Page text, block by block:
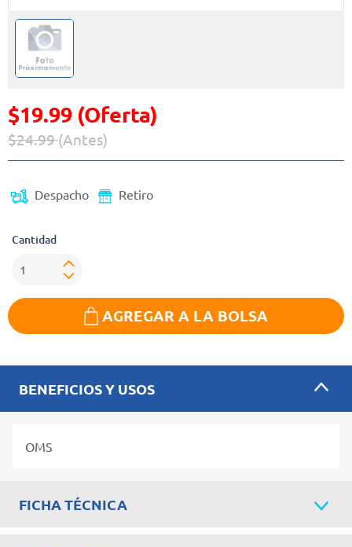
$19.99 (Oferta)
Precio reducido de
$24.99(Antes)
Despacho Retiro
Cantidad
AGREGAR A LA BOLSA
BENEFICIOS Y USOS
OMS
FICHA TÉCNICA